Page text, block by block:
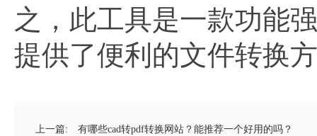
之，此工具是一款功能
提供了便利的文件转换
上一篇: 有哪些cad转pdf转换网站？能推荐一个好用的吗？